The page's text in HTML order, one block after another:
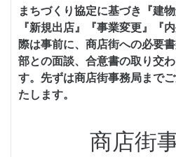
まちづくり協定に基づき『建
『新規出店』『事業変更』『
際は事前に、商店街への必要
部との面談、合意書の取り交
す。先ずは商店街事務局まで
たします。
商店街